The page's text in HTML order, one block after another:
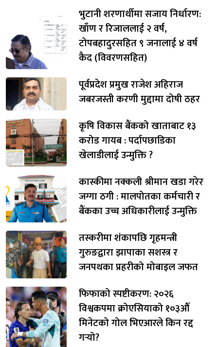
भुटानी शरणार्थीमा सजाय निर्धारण:
खाँण र रिजाललाई २ वर्ष,
टोपबहादुरसहित ९ जनालाई ४ वर्ष
कैद (विवरणसहित)
पूर्वप्रदेश प्रमुख राजेश अहिराज
जबरजस्ती करणी मुद्दामा दोषी ठहर
कृषि विकास बैंकको खाताबाट १३
करोड गायब : पर्दापछाडिका
खेलाडीलाई उन्मुक्ति ?
कास्कीमा नक्कली श्रीमान खडा गरेर
जग्गा ठगी : मालपोतका कर्मचारी र
बैंकका उच्च अधिकारीलाई उन्मुक्ति
तस्करीमा शंकापछि गृहमन्त्री
गुरुङद्वारा झापाका सशस्त्र र
जनपथका प्रहरीको मोबाइल जफत
फिफाको स्पष्टीकरण: २०२६
विश्वकपमा क्रोएसियाको १०३औँ
मिनेटको गोल भिएआरले किन रद्द
गर्‍यो?